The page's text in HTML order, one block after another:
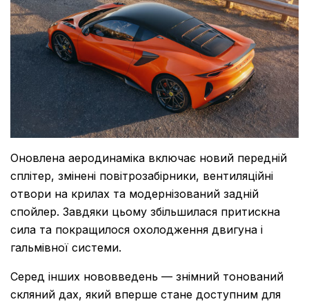
Оновлена аеродинаміка включає новий передній
сплітер, змінені повітрозабірники, вентиляційні
отвори на крилах та модернізований задній
спойлер. Завдяки цьому збільшилася притискна
сила та покращилося охолодження двигуна і
гальмівної системи.
Серед інших нововведень — знімний тонований
скляний дах, який вперше стане доступним для